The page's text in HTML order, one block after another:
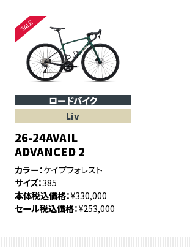
ロードバイク
Liv
26-24AVAIL
ADVANCED 2
カラー ケイプフォレスト
サイズ 385
本体税込価格 ¥330,000
セール税込価格 ¥253,000